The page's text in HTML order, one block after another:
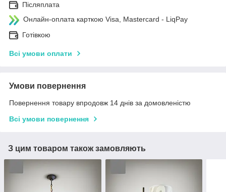
Післяплата
Онлайн-оплата карткою Visa, Mastercard - LiqPay
Готівкою
Всі умови оплати
Умови повернення
Повернення товару впродовж 14 днів за домовленістю
Всі умови повернення
З цим товаром також замовляють